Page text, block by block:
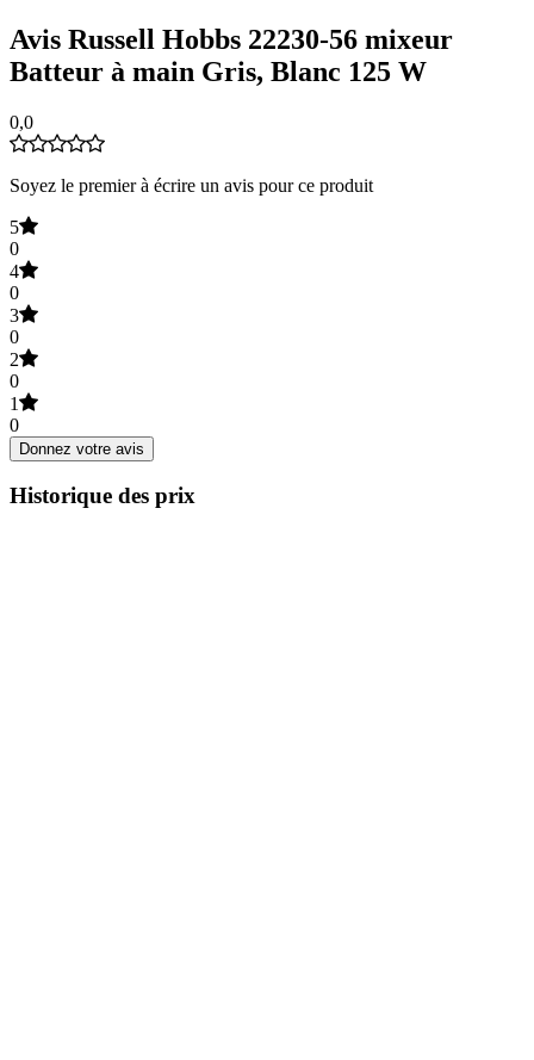
Avis Russell Hobbs 22230-56 mixeur
Batteur à main Gris, Blanc 125 W
0,0
Soyez le premier à écrire un avis pour ce produit
5
0
4
0
3
0
2
0
1
0
Donnez votre avis
Historique des prix